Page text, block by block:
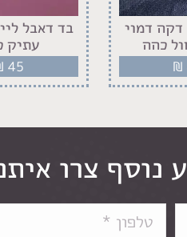
דקה דמוי
כהה
₪
בד דאבל
עתיק
45
נוסף צרו